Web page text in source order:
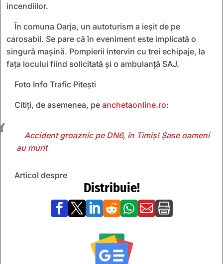
incendiilor.
În comuna Oarja, un autoturism a ieșit de pe
carosabil. Se pare că în eveniment este implicată o
singură mașină. Pompierii intervin cu trei echipaje, la
fața locului fiind solicitată și o ambulanță SAJ.
Foto Info Trafic Pitești
Citiți, de asemenea, pe anchetaonline.ro:
Accident groaznic pe DN6, în Timiș! Șase oameni
au murit
Articol despre
Distribuie!
      